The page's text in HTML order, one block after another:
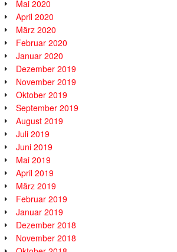
Mai 2020
April 2020
März 2020
Februar 2020
Januar 2020
Dezember 2019
November 2019
Oktober 2019
September 2019
August 2019
Juli 2019
Juni 2019
Mai 2019
April 2019
März 2019
Februar 2019
Januar 2019
Dezember 2018
November 2018